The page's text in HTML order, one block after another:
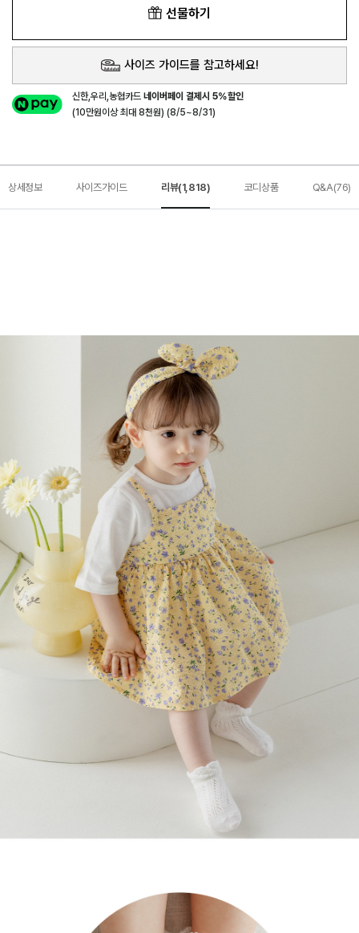
선물하기
사이즈 가이드를 참고하세요!
신한,우리,농협카드네이버페이 결제시 5%할인
(10만원이상 최대 8천원) (8/5~8/31)
상세정보 사이즈가이드 리뷰(1,818) 코디상품 Q&A(76)